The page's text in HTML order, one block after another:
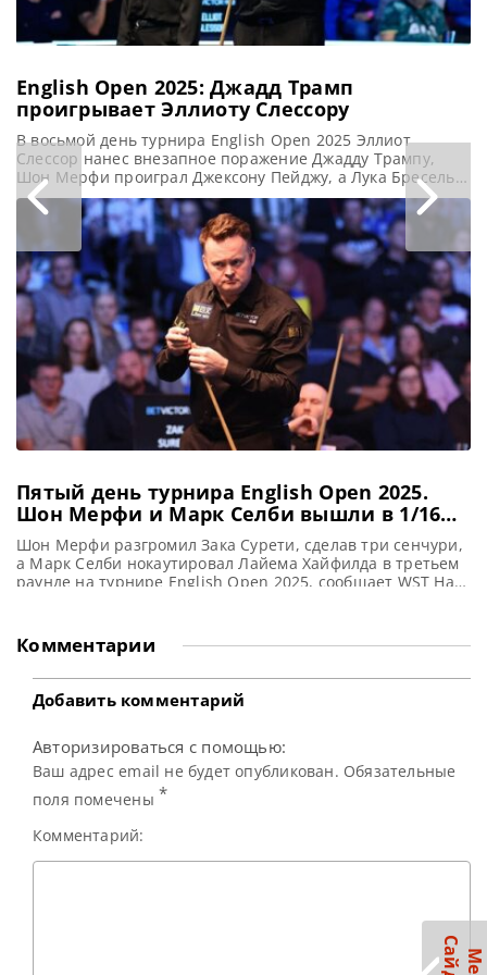
English Open 2025: Джадд Трамп
проигрывает Эллиоту Слессору
В восьмой день турнира English Open 2025 Эллиот
Слессор нанес внезапное поражение Джадду Трампу,
Шон Мерфи проиграл Джексону Пейджу, а Лука Бресель
одержал победу над Робби Уильямсом в 1/8 финала в
Брентвуде, сообщает WST Эллиот Слессор укрепил свою
безупречную репутацию в решающих партиях, одержав
уже шестую победу в финальном фрейме в текущем
сезоне. На этот
Пятый день турнира English Open 2025.
Шон Мерфи и Марк Селби вышли в 1/16
финала
Шон Мерфи разгромил Зака Сурети, сделав три сенчури,
а Марк Селби нокаутировал Лайема Хайфилда в третьем
раунде на турнире English Open 2025, сообщает WST На
победу над Заком Сурети со счетом 4-0, при этом набрав
впечатляющие безответные 457 очков. Фокусник был
близок
Комментарии
Добавить комментарий
Авторизироваться с помощью:
Ваш адрес email не будет опубликован. Обязательные
поля помечены *
Комментарий: